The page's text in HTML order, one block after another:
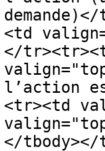
<td
</
l’action
<tr><td
</tbody></